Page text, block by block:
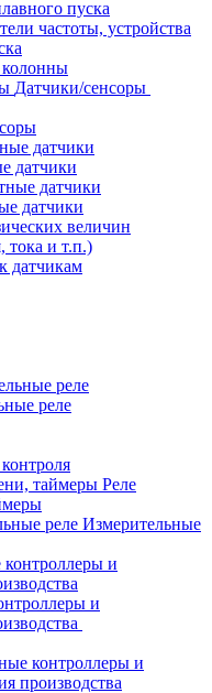
частоты, устройства
Датчики/сенсоры
датчики
датчики
величин
тока и т.п.)
датчикам
реле
Реле
Измерительные
и
контроллеры и
производства